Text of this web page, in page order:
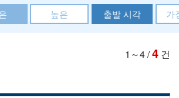
높은 출발 시각 가
1～4/4 건